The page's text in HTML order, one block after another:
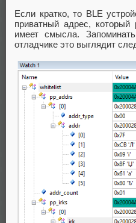
Если кратко, то BLE
приватный адрес,
имеет смысла.
отладчике это выглядит